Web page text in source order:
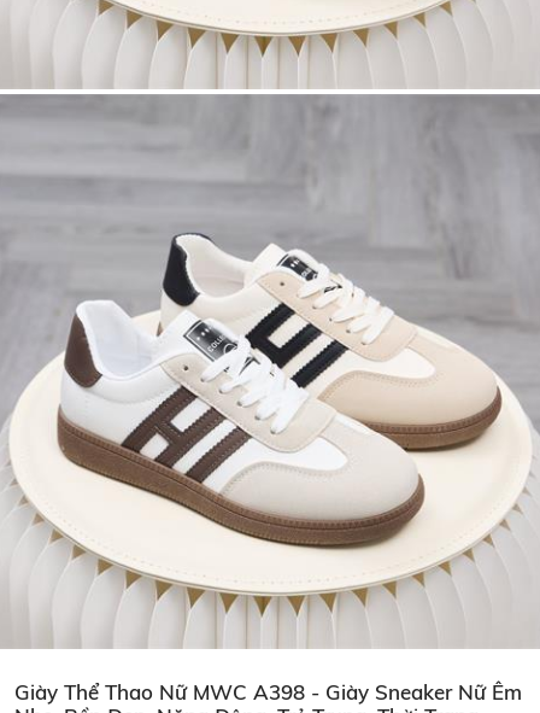
Giày Thể Thao Nữ MWC A398 - Giày Sneaker Nữ Êm